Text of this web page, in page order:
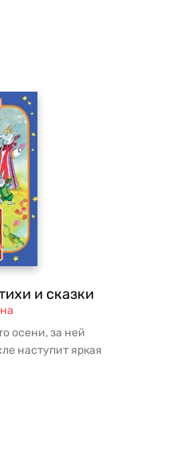
и сказки
осени, за ней
наступит яркая
год. Хоро...